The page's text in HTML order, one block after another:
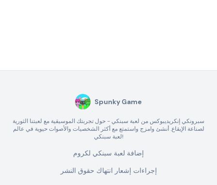
Spunky Game
سبرونكي إنكريديبوكس من لعبة سبنكي - حول تجربتك الموسيقية مع لعبتنا الثورية
لصناعة الإيقاع. أنشئ وامزج واستمتع مع أكثر الشخصيات والأصوات حيوية في عالم
لعبة سبنكي!
إضافة لعبة سبنكي لكروم
إجراءات إشعار انتهاك حقوق النشر